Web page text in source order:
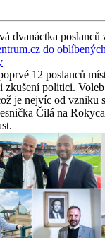
dvanáctka poslanců
do
12 poslanců
politici.
je nejvíc od vzniku
Čilá na